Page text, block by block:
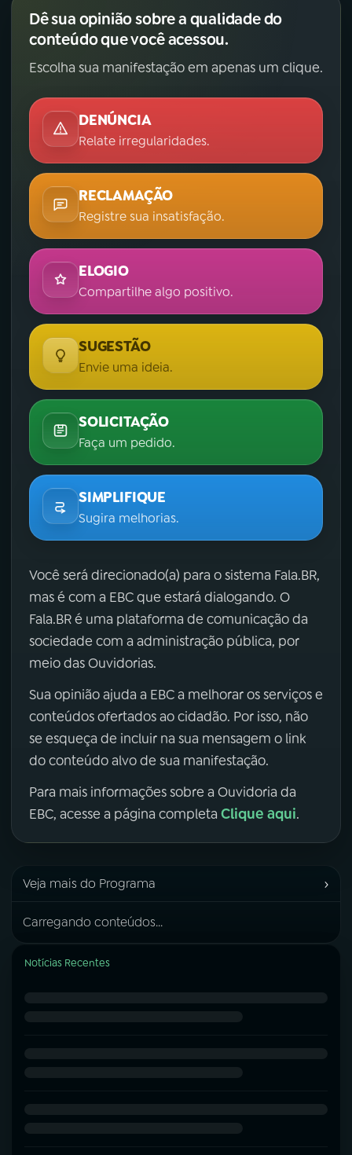
Dê sua opinião sobre a qualidade do
conteúdo que você acessou.
Escolha sua manifestação em apenas um clique.
DENÚNCIA
Relate irregularidades.
RECLAMAÇÃO
Registre sua insatisfação.
ELOGIO
Compartilhe algo positivo.
SUGESTÃO
Envie uma ideia.
SOLICITAÇÃO
Faça um pedido.
SIMPLIFIQUE
Sugira melhorias.
Você será direcionado(a) para o sistema Fala.BR,
mas é com a EBC que estará dialogando. O
Fala.BR é uma plataforma de comunicação da
sociedade com a administração pública, por
meio das Ouvidorias.
Sua opinião ajuda a EBC a melhorar os serviços e
conteúdos ofertados ao cidadão. Por isso, não
se esqueça de incluir na sua mensagem o link
do conteúdo alvo de sua manifestação.
Para mais informações sobre a Ouvidoria da
EBC, acesse a página completa Clique aqui.
Veja mais do Programa ›
Carregando conteúdos...
Notícias Recentes